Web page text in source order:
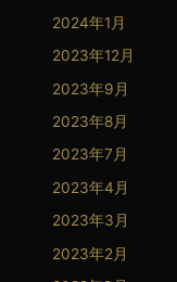
2024年1月
2023年12月
2023年9月
2023年8月
2023年7月
2023年4月
2023年3月
2023年2月